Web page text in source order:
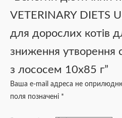
VETERINARY DIETS
для дорослих котів
зниження утворення
з лососем 10х85 г”
Ваша e-mail адреса не
поля позначені *